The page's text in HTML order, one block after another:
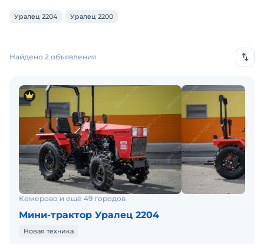
Уралец 2204 Уралец 2200
Найдено 2 объявления
Кемерово и ещё 49 городов
Мини-трактор Уралец 2204
Новая техника